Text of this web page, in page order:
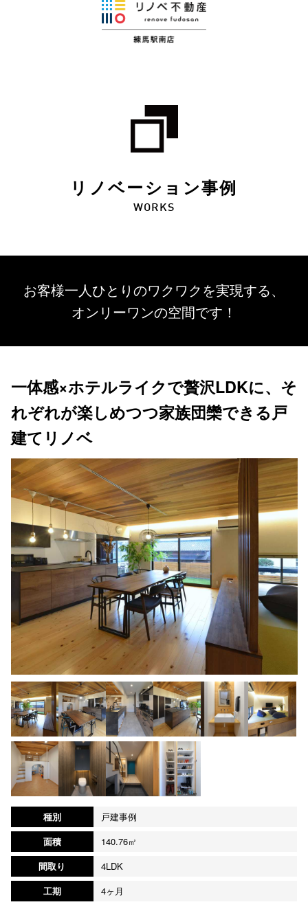
リノベーション事例
WORKS
お客様一人ひとりのワクワクを実現する、
オンリーワンの空間です！
一体感×ホテルライクで贅沢LDKに、そ
れぞれが楽しめつつ家族団欒できる戸
建てリノベ
種別
戸建事例
面積
140.76㎡
間取り
4LDK
工期
4ヶ月